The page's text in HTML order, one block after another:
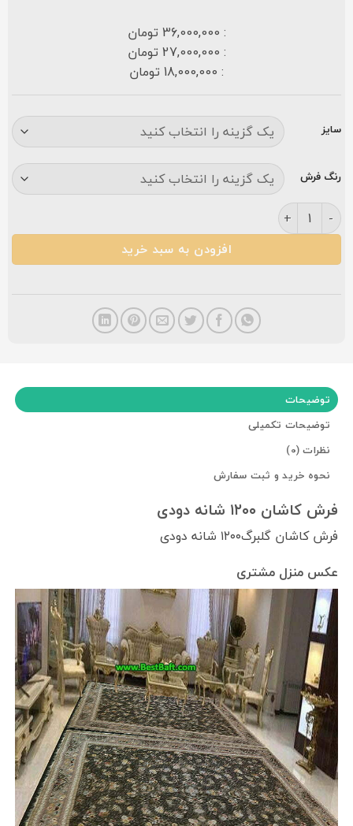
: 36,000,000 تومان
: 27,000,000 تومان
: 18,000,000 تومان
سایز
رنگ فرش
فرش کاشان گلبرگ۱۲۰۰ شانه دودی عدد
افزودن به سبد خرید
توضیحات
توضیحات تکمیلی
نظرات (0)
نحوه خرید و ثبت سفارش
فرش کاشان ۱۲۰۰ شانه دودی
فرش کاشان گلبرگ۱۲۰۰ شانه دودی
عکس منزل مشتری